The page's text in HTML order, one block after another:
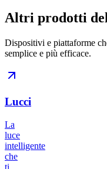
Altri prodotti
Dispositivi e piattaforme
semplice e più efficace.
Lucci
La
luce
intelligente
che
ti